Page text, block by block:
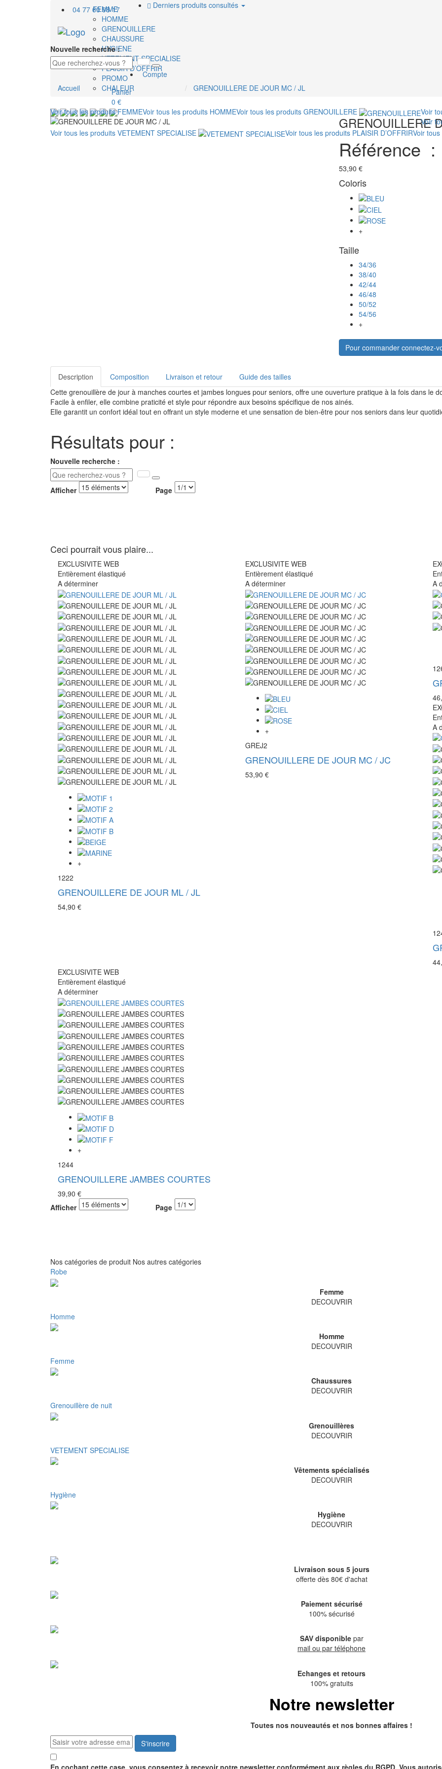
04 77 60 98 17 Derniers produits consultés
Nouvelle recherche :
Compte
Panier
0 €
Voir tous les produitsFEMMEVoir tous les produits HOMMEVoir tous les produits GRENOUILLERE
Voir
Voir
Voir tous les produits VETEMENT SPECIALISE Voir tous les produits PLAISIR D’OFFRIRVoir
Accueil
FEMME
HOMME
GRENOUILLERE
CHAUSSURE
HYGIENE
VETEMENT SPECIALISE
PLAISIR D’OFFRIR
PROMO
CHALEUR
GRENOUILLERE DE JOUR MC / JL
GRENOUILLERE
53,90 €
Coloris
+
Taille
34/36
38/40
42/44
46/48
50/52
54/56
+
Pour commander connectez-
Description Composition Livraison et retour
Guide des tailles
Cette grenouillère de jour à manches courtes et jambes longues pour seniors, offre une ouverture pratique à la fois dans le
Facile à enfiler, elle combine praticité et style pour répondre aux besoins spécifique de nos ainés.
Elle garantit un confort idéal tout en offrant un style moderne et une sensation de bien-être pour nos seniors dans leur
Résultats pour :
Nouvelle recherche :
Afficher Page
Ceci pourrait vous plaire...
EXCLUSIVITE WEB
Entièrement élastiqué
A déterminer
+
1222
GRENOUILLERE DE JOUR ML / JL
54,90 €
EXCLUSIVITE WEB
Entièrement élastiqué
A déterminer
+
GREJ2
GRENOUILLERE DE JOUR MC / JC
53,90 €
A
A
EXCLUSIVITE WEB
Entièrement élastiqué
A déterminer
+
1244
GRENOUILLERE JAMBES COURTES
39,90 €
Afficher
Page
Nos catégories de produit Nos autres catégories
Robe
Femme
DECOUVRIR
Homme
Homme
DECOUVRIR
Femme
Chaussures
DECOUVRIR
Grenouillère de nuit
Grenouillères
DECOUVRIR
VETEMENT SPECIALISE
Vêtements spécialisés
DECOUVRIR
Hygiène
Hygiène
DECOUVRIR
Livraison sous 5 jours
offerte dès 80€ d'achat
Paiement sécurisé
100% sécurisé
SAV disponiblepar
mail ou par téléphone
Echanges et retours
100% gratuits
Notre newsletter
Toutes nos nouveautés et nos bonnes affaires !
S'inscrire
En cochant cette case, vous consentez à recevoir notre newsletter conformément aux règles du RGPD. Vous